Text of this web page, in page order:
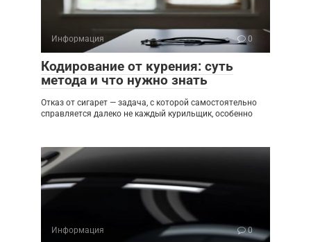
Информация 0
Кодирование от курения: суть
метода и что нужно знать
Отказ от сигарет — задача, с которой самостоятельно
справляется далеко не каждый курильщик, особенно
Информация 0